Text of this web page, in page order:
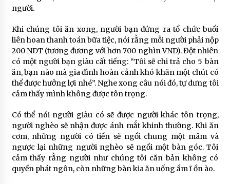
người.
Khi chúng tôi ăn xong, người bạn đứng ra tổ chức buổi
liên hoan thanh toán bữa tiệc, nói rằng mỗi người phải nộp
200 NDT (tương đương với hơn 700 nghìn VND). Đột nhiên
có một người bạn giàu cất tiếng: “Tôi sẽ chi trả cho 5 bàn
ăn, bạn nào mà gia đình hoàn cảnh khó khăn một chút có
thể được hưởng lợi nhé”. Nghe xong câu nói đó, tự dưng tôi
cảm thấy mình không được tôn trọng.
Có thể nói người giàu có sẽ được người khác tôn trọng,
người nghèo sẽ nhận được ánh mắt khinh thường. Khi ăn
cơm, những người có tiền sẽ ngồi chung một mâm và
ngược lại những người nghèo sẽ ngồi một bàn góc. Tôi
cảm thấy rằng người như chúng tôi căn bản không có
quyền phát ngôn, còn những bàn kia ăn uống ầm ĩ ồn ào.